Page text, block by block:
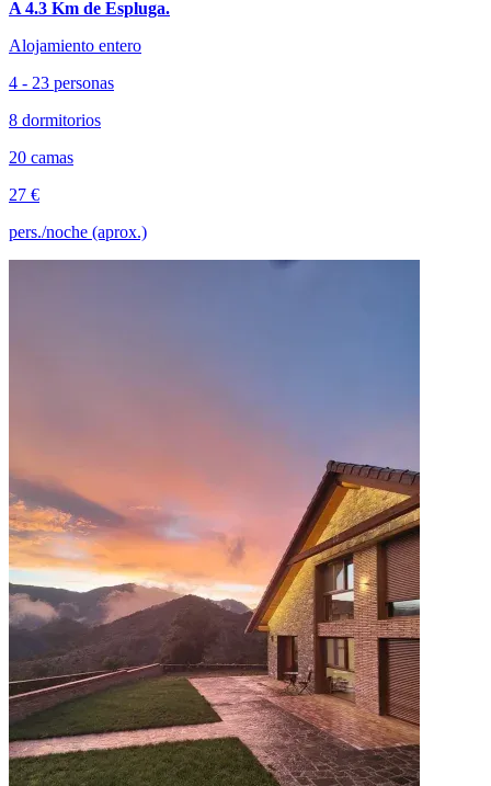
A 4.3 Km de Espluga.
Alojamiento entero
4 - 23 personas
8 dormitorios
20 camas
27 €
pers./noche (aprox.)